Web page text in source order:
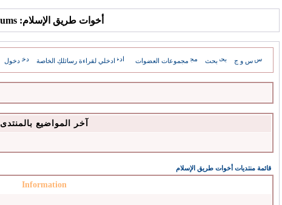
أخوات طريق الإسلام: Forums
س و ج بحث مجموعات العضوات ادخلي لقراءة رسائلكِ الخاصة دخول
آخر المواضيع بالمنتدى
قائمة منتديات أخوات طريق الإسلام
Information